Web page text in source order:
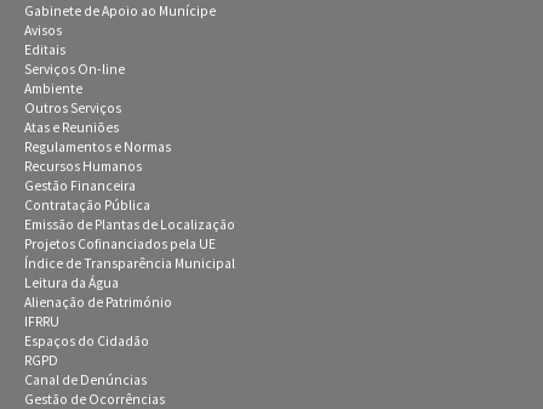
Gabinete de Apoio ao Munícipe
Avisos
Editais
Serviços On-line
Ambiente
Outros Serviços
Atas e Reuniões
Regulamentos e Normas
Recursos Humanos
Gestão Financeira
Contratação Pública
Emissão de Plantas de Localização
Projetos Cofinanciados pela UE
Índice de Transparência Municipal
Leitura da Água
Alienação de Património
IFRRU
Espaços do Cidadão
RGPD
Canal de Denúncias
Gestão de Ocorrências